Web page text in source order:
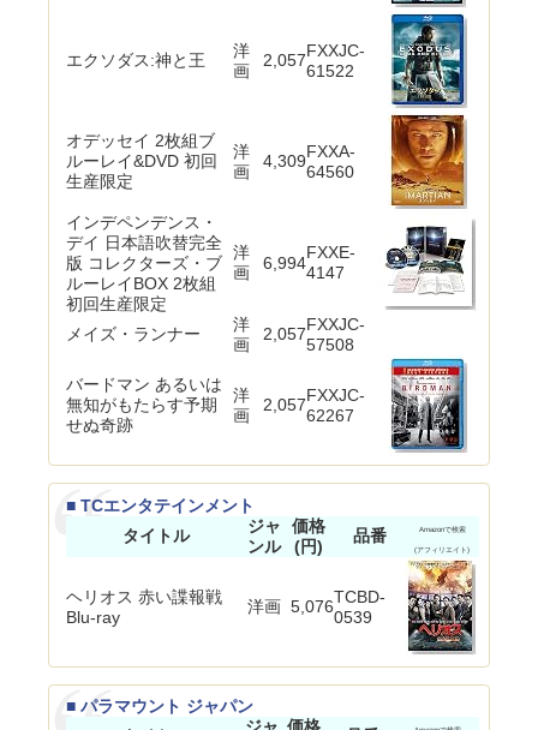
エクソダス:神と王
洋
画
2,057FXXJC-
61522
オデッセイ 2枚組ブ
ルーレイ&DVD 初回
生産限定
洋
画
4,309FXXA-
64560
インデペンデンス・
デイ 日本語吹替完全
版 コレクターズ・ブ
ルーレイBOX 2枚組
初回生産限定
洋
画
6,994
FXXE-
4147
メイズ・ランナー
洋
画
2,057FXXJC-
57508
バードマン あるいは
無知がもたらす予期
せぬ奇跡
洋
画
2,057FXXJC-
62267
■ TCエンタテインメント
タイトル
ジャ
ンル
価格
(円)
品番 Amazonで検索
(アフィリエイト)
ヘリオス 赤い諜報戦
Blu-ray
洋画 5,076TCBD-
0539
■ パラマウント ジャパン